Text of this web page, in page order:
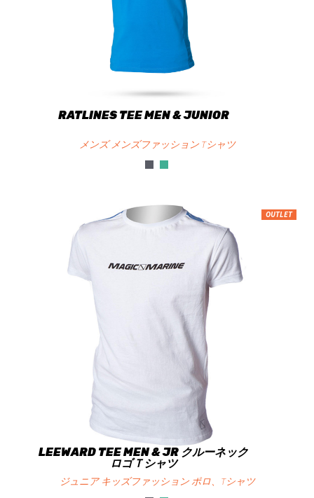
RATLINES TEE MEN & JUNIOR
メンズ メンズファッション Tシャツ
OUTLET
LEEWARD TEE MEN & JR クルーネック
ロゴＴシャツ
ジュニア キッズファッション ポロ、Tシャツ